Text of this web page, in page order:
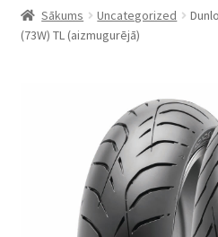
Kameras
Sākums Uncategorized
(73W) TL (aizmugurējā)